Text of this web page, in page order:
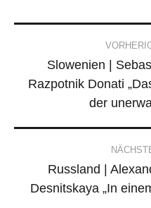
navigation
Slowenien |
Razpotnik Donati
der
Russland |
Desnitskaya „In